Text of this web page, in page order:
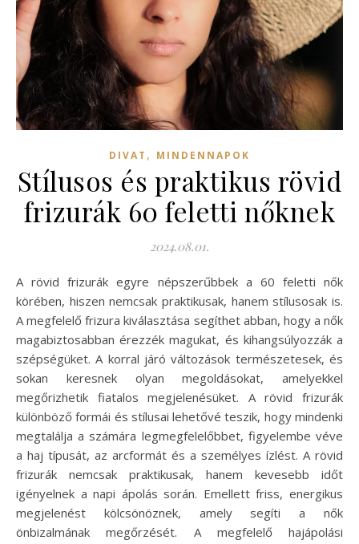
DIVAT , MINDENNAPOK
Stílusos és praktikus rövid
frizurák 60 feletti nőknek
2024.08.01.
A rövid frizurák egyre népszerűbbek a 60 feletti nők
körében, hiszen nemcsak praktikusak, hanem stílusosak is.
A megfelelő frizura kiválasztása segíthet abban, hogy a nők
magabiztosabban érezzék magukat, és kihangsúlyozzák a
szépségüket. A korral járó változások természetesek, és
sokan keresnek olyan megoldásokat, amelyekkel
megőrizhetik fiatalos megjelenésüket. A rövid frizurák
különböző formái és stílusai lehetővé teszik, hogy mindenki
megtalálja a számára legmegfelelőbbet, figyelembe véve
a haj típusát, az arcformát és a személyes ízlést. A rövid
frizurák nemcsak praktikusak, hanem kevesebb időt
igényelnek a napi ápolás során. Emellett friss, energikus
megjelenést kölcsönöznek, amely segíti a nők
önbizalmának megőrzését. A megfelelő hajápolási